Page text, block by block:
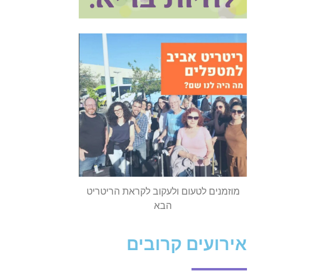
מוזמנים לטעום ולעקוב לקראת הריטריט
הבא
אירועים קרובים